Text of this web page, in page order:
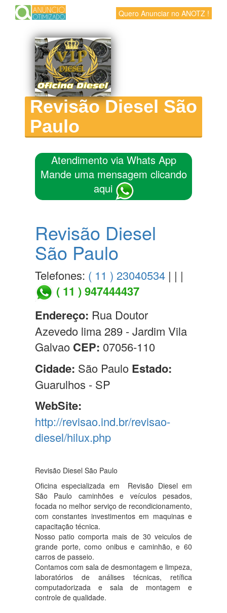
Quero Anunciar no ANOTZ !
Revisão Diesel São
Paulo
Atendimento via Whats App
Mande uma mensagem clicando
aqui
Revisão Diesel
São Paulo
Telefones: ( 11 ) 23040534 | | |
( 11 ) 947444437
Endereço: Rua Doutor
Azevedo lima 289 - Jardim Vila
Galvao CEP: 07056-110
Cidade: São Paulo Estado:
Guarulhos - SP
WebSite:
http://revisao.ind.br/revisao-
diesel/hilux.php
Revisão Diesel São Paulo
Oficina especializada em Revisão Diesel em
São Paulo caminhões e veículos pesados,
focada no melhor serviço de recondicionamento,
com constantes investimentos em maquinas e
capacitação técnica.
Nosso patio comporta mais de 30 veiculos de
grande porte, como onibus e caminhão, e 60
carros de passeio.
Contamos com sala de desmontagem e limpeza,
laboratórios de análises técnicas, retífica
computadorizada e sala de montagem e
controle de qualidade.